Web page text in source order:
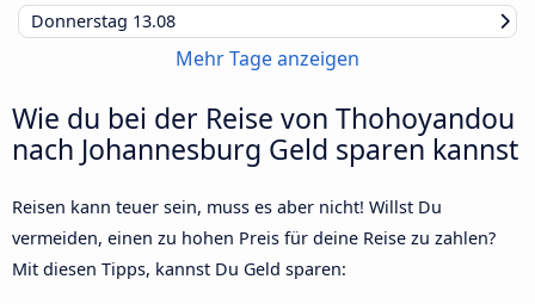
Donnerstag 13.08
Mehr Tage anzeigen
Wie du bei der Reise von Thohoyandou
nach Johannesburg Geld sparen kannst
Reisen kann teuer sein, muss es aber nicht! Willst Du
vermeiden, einen zu hohen Preis für deine Reise zu zahlen?
Mit diesen Tipps, kannst Du Geld sparen: